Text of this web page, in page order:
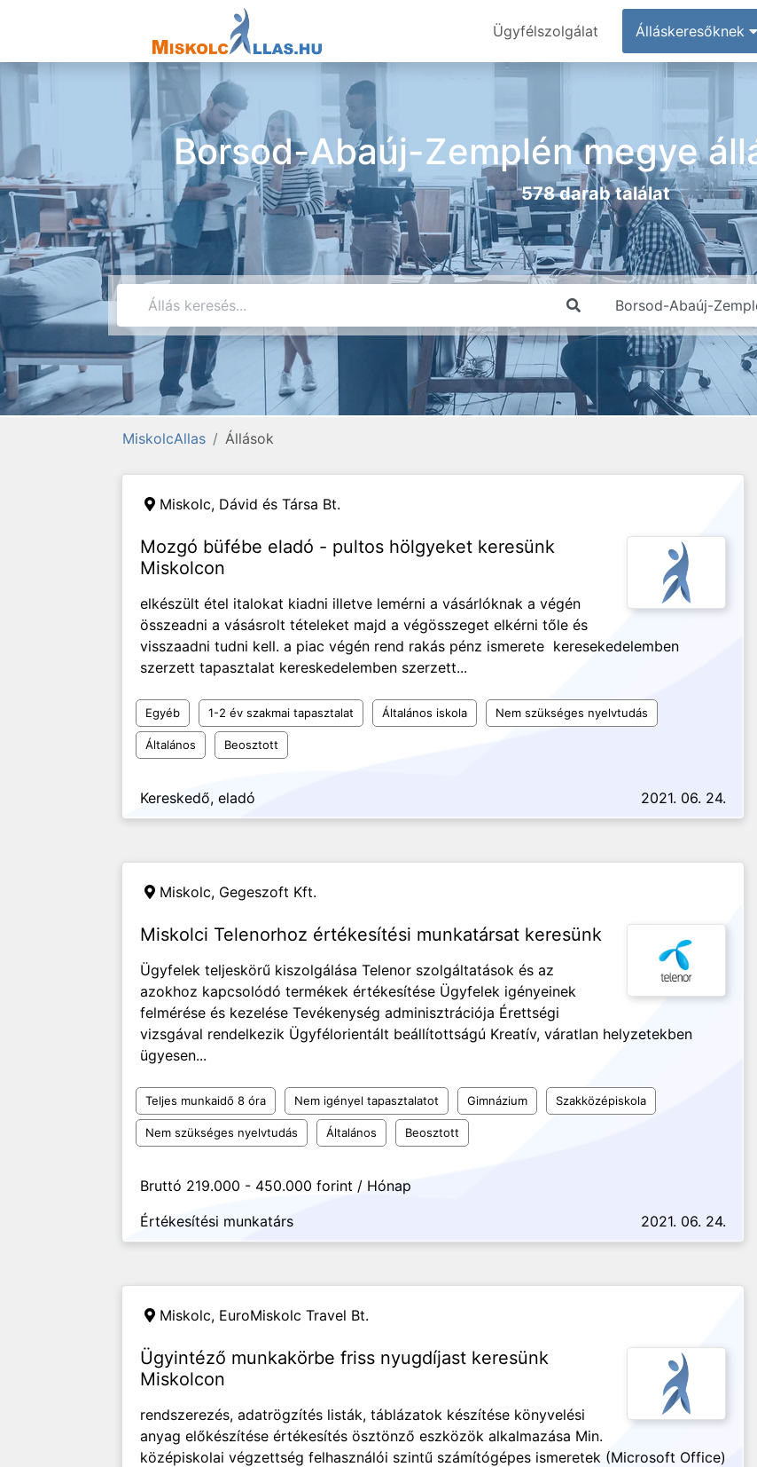
Ügyfélszolgálat Álláskeresőknek
Borsod-Abaúj-Zemplén megye
578 darab találat
MiskolcAllas Állások
Miskolc, Dávid és Társa Bt.
Mozgó büfébe eladó - pultos hölgyeket keresünk
Miskolcon
elkészült étel italokat kiadni illetve lemérni a vásárlóknak a végén
összeadni a vásásrolt tételeket majd a végösszeget elkérni tőle és
visszaadni tudni kell. a piac végén rend rakás pénz ismerete keresekedelemben
szerzett tapasztalat kereskedelemben szerzett...
Egyéb 1-2 év szakmai tapasztalat Általános iskola Nem szükséges nyelvtudás
Általános Beosztott
Kereskedő, eladó 2021. 06. 24.
Miskolc, Gegeszoft Kft.
Miskolci Telenorhoz értékesítési munkatársat keresünk
Ügyfelek teljeskörű kiszolgálása Telenor szolgáltatások és az
azokhoz kapcsolódó termékek értékesítése Ügyfelek igényeinek
felmérése és kezelése Tevékenység adminisztrációja Érettségi
vizsgával rendelkezik Ügyfélorientált beállítottságú Kreatív, váratlan helyzetekben
ügyesen...
Teljes munkaidő 8 óra Nem igényel tapasztalatot Gimnázium Szakközépiskola
Nem szükséges nyelvtudás Általános Beosztott
Bruttó 219.000 - 450.000 forint / Hónap
Értékesítési munkatárs
2021. 06. 24.
Miskolc, EuroMiskolc Travel Bt.
Ügyintéző munkakörbe friss nyugdíjast keresünk
Miskolcon
rendszerezés, adatrögzítés listák, táblázatok készítése könyvelési
anyag előkészítése értékesítés ösztönző eszközök alkalmazása Min.
középiskolai végzettség felhasználói szintű számítógépes ismeretek (Microsoft Office)